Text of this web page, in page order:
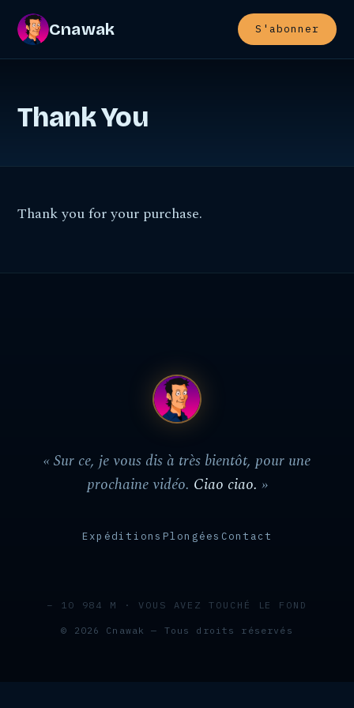
Cnawak S'abonner
Thank You
Thank you for your purchase.
« Sur ce, je vous dis à très bientôt, pour une
prochaine vidéo. Ciao ciao. »
Expéditions Plongées Contact
− 10 984 M · VOUS AVEZ TOUCHÉ LE FOND
© 2026 Cnawak — Tous droits réservés